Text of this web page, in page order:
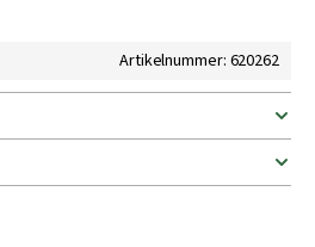
Artikelnummer: 620262